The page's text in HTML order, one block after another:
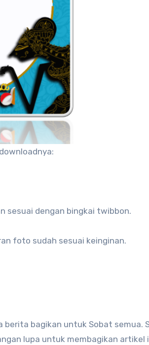
sesuai dengan bingkai twibbon.
foto sudah sesuai keinginan.
berita bagikan untuk Sobat semua.
lupa untuk membagikan artikel